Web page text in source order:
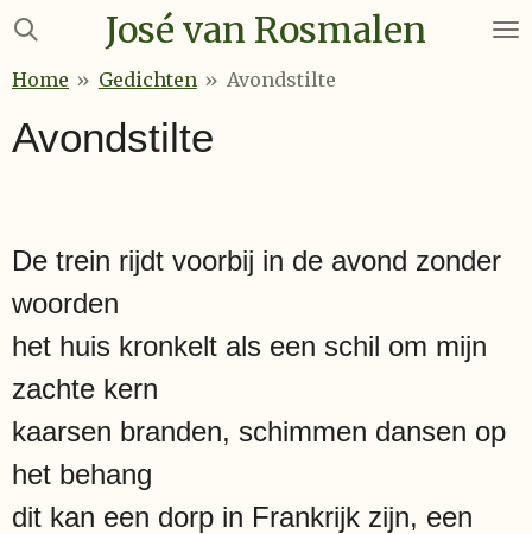
Ga
naar
hoofdinhoud
José van Rosmalen
Home » Gedichten » Avondstilte
Avondstilte
De trein rijdt voorbij in de avond zonder
woorden
het huis kronkelt als een schil om mijn
zachte kern
kaarsen branden, schimmen dansen op
het behang
dit kan een dorp in Frankrijk zijn, een